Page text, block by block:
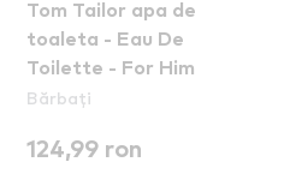
Tom Tailor apa de
toaleta - Eau De
Toilette - For Him
Bărbați
124,99 ron